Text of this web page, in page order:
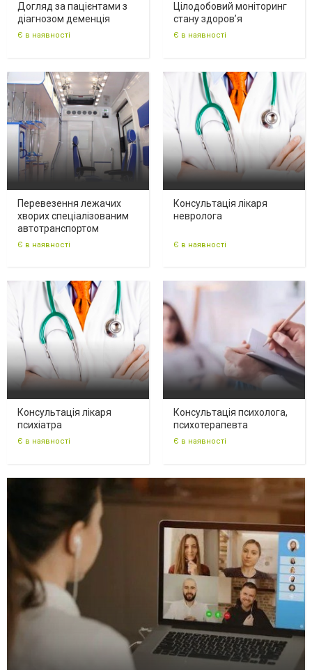
Догляд за пацієнтами з
діагнозом деменція
Є в наявності
Цілодобовий моніторинг
стану здоров’я
Є в наявності
Перевезення лежачих
хворих спеціалізованим
автотранспортом
Є в наявності
Консультація лікаря
невролога
Є в наявності
Консультація лікаря
психіатра
Є в наявності
Консультація психолога,
психотерапевта
Є в наявності